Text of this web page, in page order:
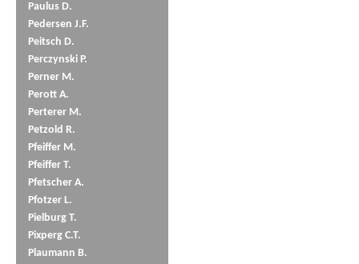
Paulus D.
Pedersen J.F.
Peitsch D.
Perczynski P.
Perner M.
Perott A.
Perterer M.
Petzold R.
Pfeiffer M.
Pfeiffer T.
Pfetscher A.
Pfotzer L.
Pielburg T.
Pixperg C.T.
Plaumann B.